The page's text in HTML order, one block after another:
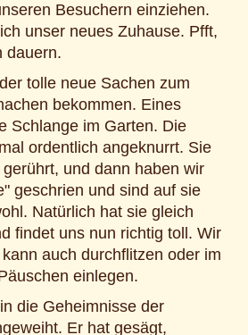
Besuchern einziehen.
unser neues Zuhause. Pfft,
dauern.
tolle neue Sachen zum
bekommen. Eines
Schlange im Garten. Die
ordentlich angeknurrt. Sie
und dann haben wir
geschrien und sind auf sie
Natürlich hat sie gleich
findet uns nun richtig toll. Wir
auch durchflitzen oder im
einlegen.
die Geheimnisse der
Er hat gesägt,